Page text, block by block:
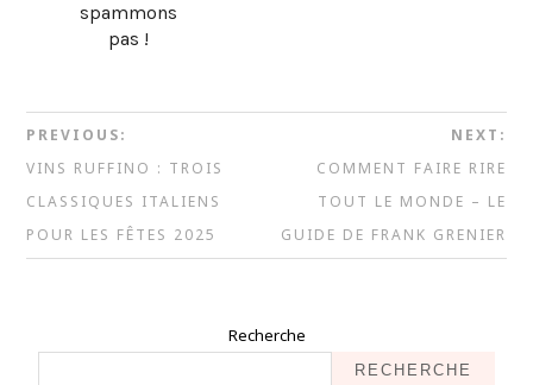
spammons
pas !
PREVIOUS:
VINS RUFFINO : TROIS
CLASSIQUES ITALIENS
POUR LES FÊTES 2025
NEXT:
COMMENT FAIRE RIRE
TOUT LE MONDE – LE
GUIDE DE FRANK GRENIER
Recherche
RECHERCHE